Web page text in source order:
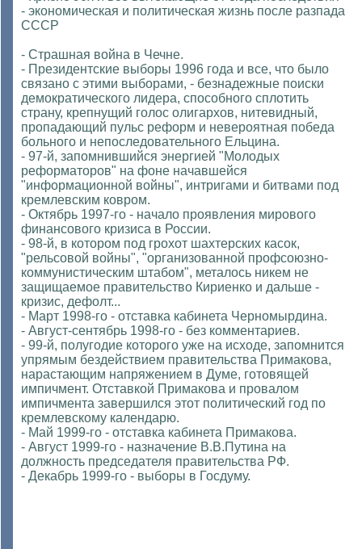
- экономическая и политическая жизнь после разпада
СССР
- Страшная война в Чечне.
- Президентские выборы 1996 года и все, что было
связано с этими выборами, - безнадежные поиски
демократического лидера, способного сплотить
страну, крепнущий голос олигархов, нитевидный,
пропадающий пульс реформ и невероятная победа
больного и непоследовательного Ельцина.
- 97-й, запомнившийся энергией "Молодых
реформаторов" на фоне начавшейся
"информационной войны", интригами и битвами под
кремлевским ковром.
- Октябрь 1997-го - начало проявления мирового
финансового кризиса в России.
- 98-й, в котором под грохот шахтерских касок,
"рельсовой войны", "организованной профсоюзно-
коммунистическим штабом", металось никем не
защищаемое правительство Кириенко и дальше -
кризис, дефолт...
- Март 1998-го - отставка кабинета Черномырдина.
- Август-сентябрь 1998-го - без комментариев.
- 99-й, полугодие которого уже на исходе, запомнится
упрямым бездействием правительства Примакова,
нарастающим напряжением в Думе, готовящей
импичмент. Отставкой Примакова и провалом
импичмента завершился этот политический год по
кремлевскому календарю.
- Май 1999-го - отставка кабинета Примакова.
- Август 1999-го - назначение В.В.Путина на
должность председателя правительства РФ.
- Декабрь 1999-го - выборы в Госдуму.